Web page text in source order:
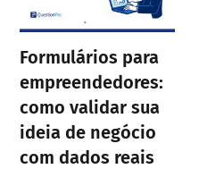
Formulários para
empreendedores:
como validar sua
ideia de negócio
com dados reais